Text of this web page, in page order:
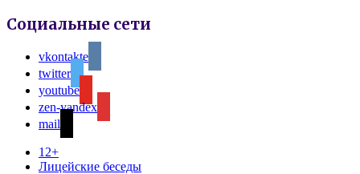
Социальные сети
vkontakte
twitter
youtube
zen-yandex
mail
12+
Лицейские беседы